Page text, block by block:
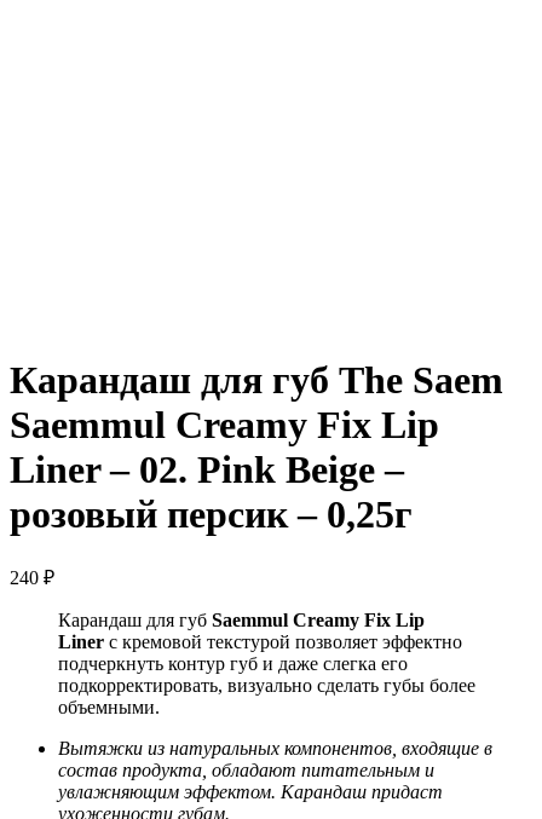
Карандаш для губ The Saem
Saemmul Creamy Fix Lip
Liner – 02. Pink Beige –
розовый персик – 0,25г
240 ₽
Карандаш для губ Saemmul Creamy Fix Lip
Liner с кремовой текстурой позволяет эффектно
подчеркнуть контур губ и даже слегка его
подкорректировать, визуально сделать губы более
объемными.
Вытяжки из натуральных компонентов, входящие в
состав продукта, обладают питательным и
увлажняющим эффектом. Карандаш придаст
ухоженности губам.